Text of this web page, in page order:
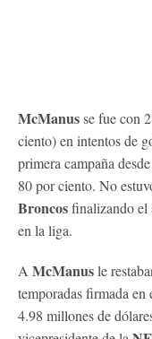
McManusse fue con
ciento) en intentos de
primera campaña
80 por ciento. No
Broncosfinalizando el
en la liga.
A McManusle
temporadas firmada
4.98 millones de